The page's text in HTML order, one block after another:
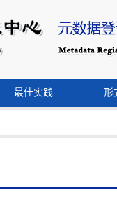
最佳实践 形